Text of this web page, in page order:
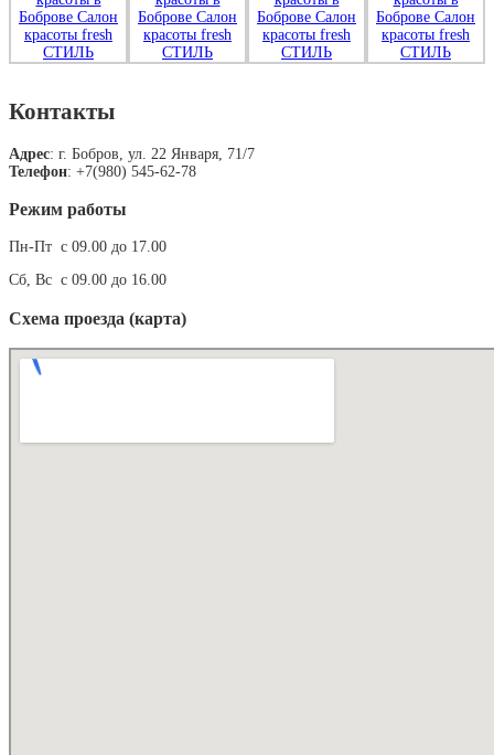
Контакты
Адрес: г. Бобров, ул. 22 Января, 71/7
Телефон: +7(980) 545-62-78
Режим работы
Пн-Пт с 09.00 до 17.00
Сб, Вс с 09.00 до 16.00
Схема проезда (карта)